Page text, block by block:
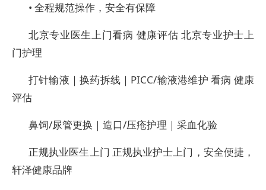
• 全程规范操作，安全有保障
北京专业医生上门看病 健康评估 北京专业护士上
门护理
打针输液｜换药拆线｜PICC/输液港维护 看病 健康
评估
鼻饲/尿管更换｜造口/压疮护理｜采血化验
正规执业医生上门 正规执业护士上门，安全便捷，
轩泽健康品牌